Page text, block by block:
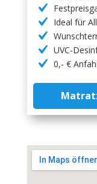
Ideal für
UVC-
0,- €